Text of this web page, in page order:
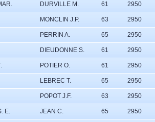
DURVILLE M. 61 2950
MONCLIN J.P. 63 2950
PERRIN A. 65 2950
DIEUDONNE S. 61 2950
POTIER O. 61 2950
LEBREC T. 65 2950
POPOT J.F. 63 2950
E. JEAN C. 65 2950